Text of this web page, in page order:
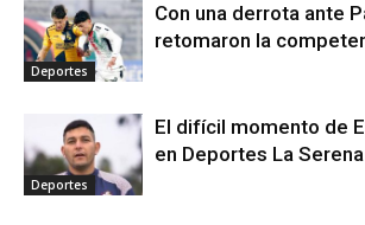
Deportes
Con una derrota ante
retomaron la
Deportes
El difícil momento de
en Deportes La Serena